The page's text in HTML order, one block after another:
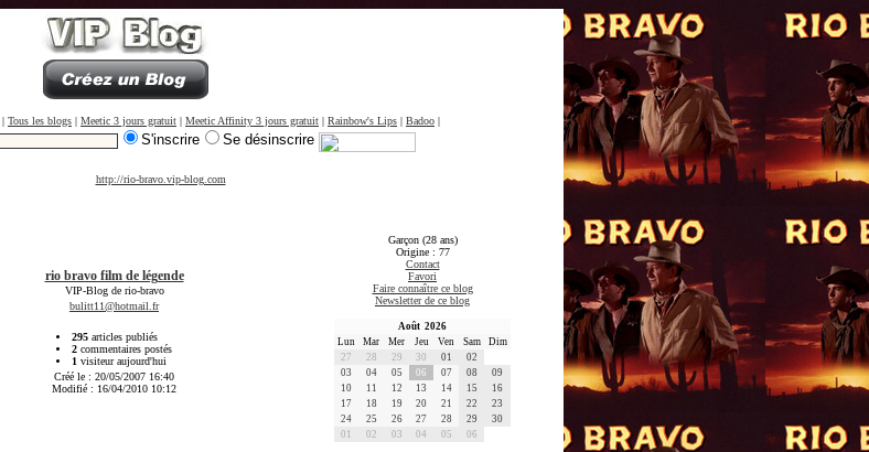
| Tous les blogs | Meetic 3 jours gratuit | Meetic Affinity 3 jours gratuit | Rainbow's Lips | Badoo |
S'inscrire Se désinscrire
http://rio-bravo.vip-blog.com
rio bravo film de légende
VIP-Blog de rio-bravo
bulitt11@hotmail.fr
295 articles publiés
2 commentaires postés
1 visiteur aujourd'hui
Créé le : 20/05/2007 16:40
Modifié : 16/04/2010 10:12
Garçon (28 ans)
Origine : 77
Contact
Favori
Faire connaître ce blog
Newsletter de ce blog
Août 2026
Lun
Mar Mer Jeu Ven Sam
Dim
27
28 29 30 01
02
03
04 05 06 07 08
09
10
11 12 13 14 15
16
17
18 19 20 21 22
23
24
25 26 27 28 29
30
01
02 03 04 05 06